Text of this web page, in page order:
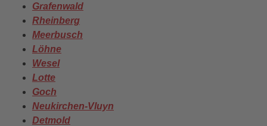
Grafenwald
Rheinberg
Meerbusch
Löhne
Wesel
Lotte
Goch
Neukirchen-Vluyn
Detmold